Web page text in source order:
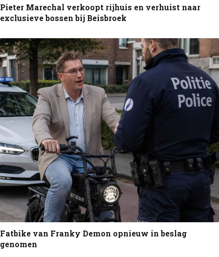
Pieter Marechal verkoopt rijhuis en verhuist naar
exclusieve bossen bij Beisbroek
Fatbike van Franky Demon opnieuw in beslag
genomen